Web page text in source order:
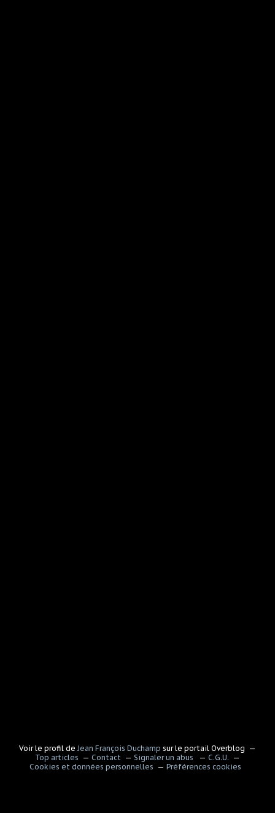
Voir le profil de Jean François Duchamp sur le portail Overblog
Top articles
Contact Signaler un abus
C.G.U.
Cookies et données personnelles
Préférences cookies